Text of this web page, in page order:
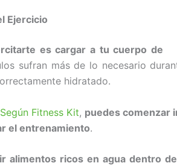
Ejercicio
es cargar a tu cuerpo de
sufran más de lo necesario
hidratado.
Según Fitness Kit, puedes comenzar
el entrenamiento.
alimentos ricos en agua dentro